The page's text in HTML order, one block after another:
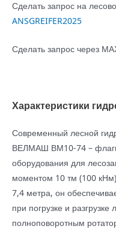
Сделать запрос на
ANSGREIFER2025
Сделать запрос через
Характеристики
Современный лесной
ВЕЛМАШ ВМ10-74 –
оборудования для
моментом 10 тм (100
7,4 метра, он
при погрузке и разгрузке
полноповоротным